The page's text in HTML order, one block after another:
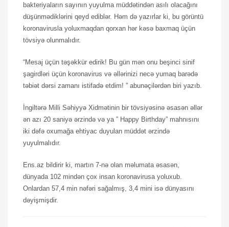
bakteriyaların sayının yuyulma müddətindən asılı olacağını
düşünmədiklərini qeyd ediblər. Həm də yazırlar ki, bu görüntü
koronavirusla yoluxmaqdan qorxan hər kəsə baxmaq üçün
tövsiyə olunmalıdır.
“Mesaj üçün təşəkkür edirik! Bu gün mən onu beşinci sinif
şagirdləri üçün koronavirus və əllərinizi necə yumaq barədə
təbiət dərsi zamanı istifadə etdim! ” abunəçilərdən biri yazıb.
İngiltərə Milli Səhiyyə Xidmətinin bir tövsiyəsinə əsasən əllər
ən azı 20 saniyə ərzində və ya ” Happy Birthday” mahnısını
iki dəfə oxumağa ehtiyac duyulan müddət ərzində
yuyulmalıdır.
Ens.az bildirir ki, martın 7-nə olan məlumata əsasən,
dünyada 102 mindən çox insan koronavirusa yoluxub.
Onlardan 57,4 min nəfəri sağalmış, 3,4 mini isə dünyasını
dəyişmişdir.